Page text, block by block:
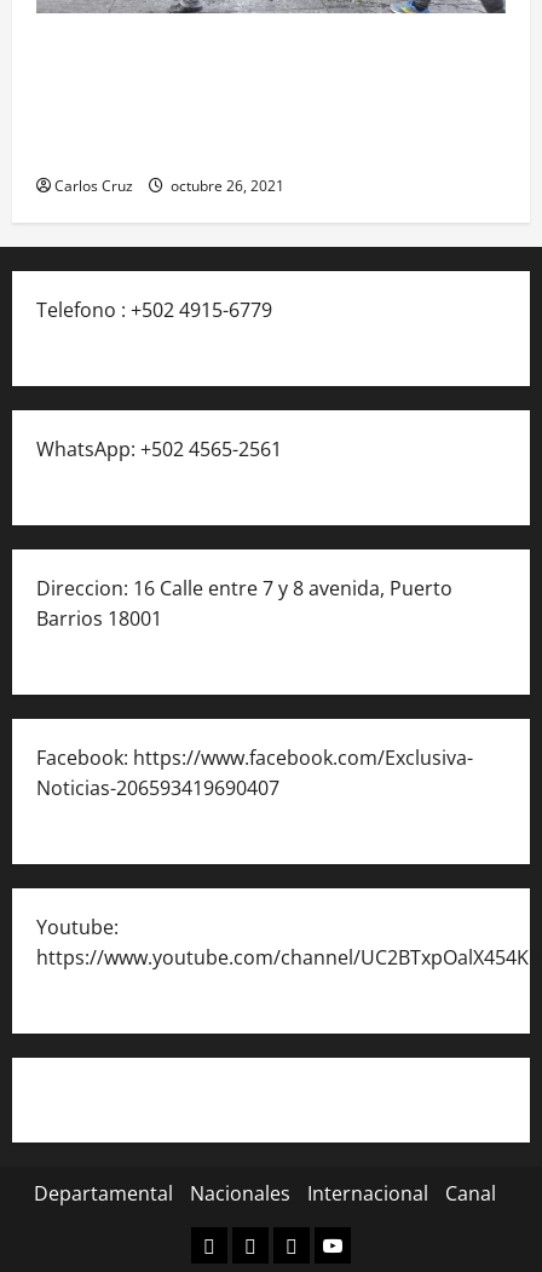
Carlos Cruz octubre 26, 2021
Telefono : +502 4915-6779
WhatsApp: +502 4565-2561
Direccion: 16 Calle entre 7 y 8 avenida, Puerto
Barrios 18001
Facebook: https://www.facebook.com/Exclusiva-
Noticias-206593419690407
Youtube:
https://www.youtube.com/channel/
Departamental Nacionales Internacional Canal
Departamental
Nacionales
Internacional
Canal